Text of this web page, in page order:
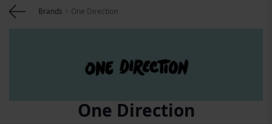
Brands One Direction
One Direction